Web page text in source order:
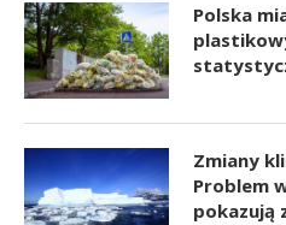
Polska
Zmiany
Problem
pokazują